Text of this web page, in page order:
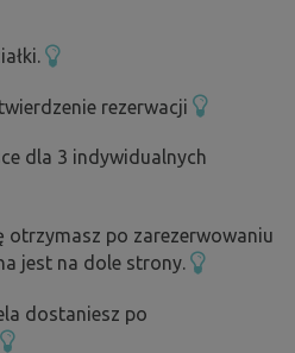
ryzyko).
rezerwacji
dla 3 indywidualnych
otrzymasz po zarezerwowaniu
jest na dole strony.
dostaniesz po